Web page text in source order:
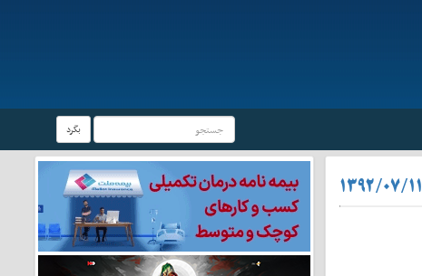
بگرد
۱۳۹۲/۰۷/۱۱